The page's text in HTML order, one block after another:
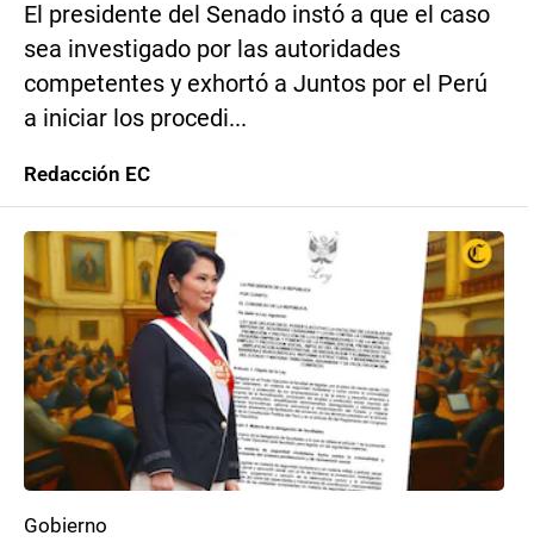
El presidente del Senado instó a que el caso
sea investigado por las autoridades
competentes y exhortó a Juntos por el Perú
a iniciar los procedi...
Redacción EC
Gobierno